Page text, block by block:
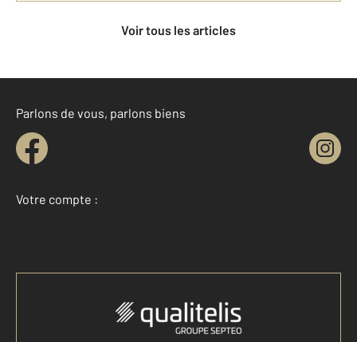
Voir tous les articles
Parlons de vous, parlons biens
Votre compte :
Accéder à mon compte